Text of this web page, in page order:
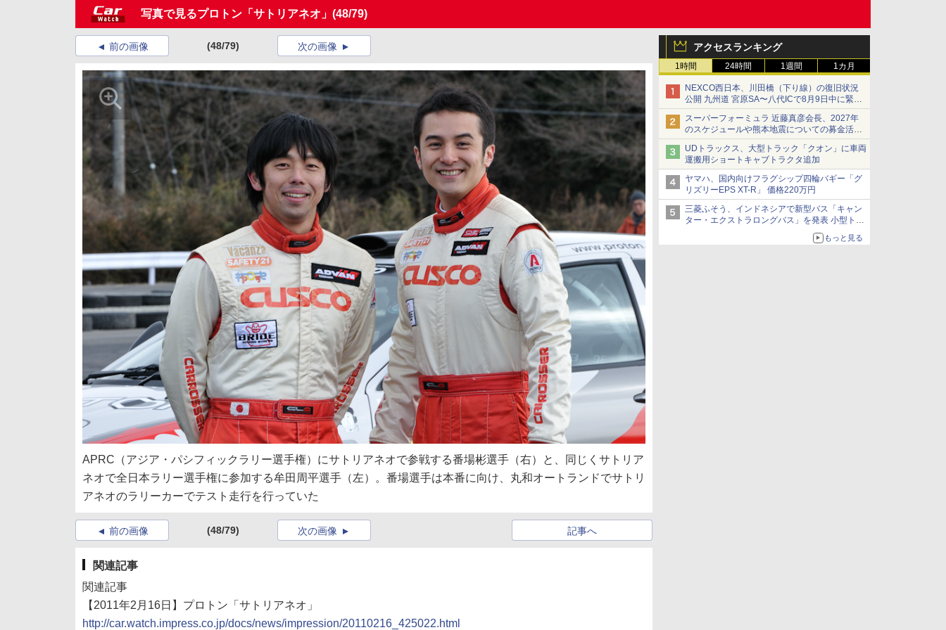
写真で見るプロトン「サトリアネオ」 (48/79)
アクセスランキング
1時間 24時間 1週間 1カ月
NEXCO西日本、川田橋（下り線）の復旧状況
公開 九州道 宮原SA〜八代ICで8月9日中に緊急
車両を通行可能に
スーパーフォーミュラ 近藤真彦会長、2027年
のスケジュールや熊本地震についての募金活動
を紹介
UDトラックス、大型トラック「クオン」に車両
運搬用ショートキャブトラクタ追加
ヤマハ、国内向けフラグシップ四輪バギー「グ
リズリーEPS XT-R」 価格220万円
三菱ふそう、インドネシアで新型バス「キャン
ター・エクストラロングバス」を発表 小型トラ
ックベースの観光・旅客輸送向けバス
もっと見る
前の画像 (48/79) 次の画像
APRC（アジア・パシフィックラリー選手権）にサトリアネオで参戦する番場彬選手（右）と、同じくサトリア
ネオで全日本ラリー選手権に参加する牟田周平選手（左）。番場選手は本番に向け、丸和オートランドでサトリ
アネオのラリーカーでテスト走行を行っていた
前の画像 (48/79) 記事へ
次の画像
関連記事
関連記事
【2011年2月16日】プロトン「サトリアネオ」
http://car.watch.impress.co.jp/docs/news/impression/20110216_425022.html